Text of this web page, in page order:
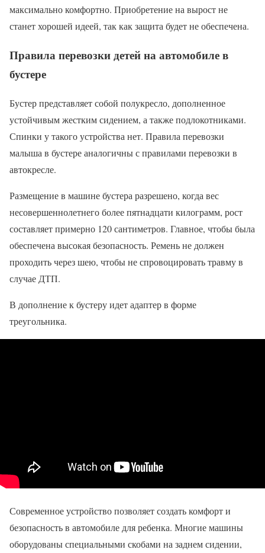
максимально комфортно. Приобретение на вырост не
станет хорошей идеей, так как защита будет не обеспечена.
Правила перевозки детей на автомобиле в
бустере
Бустер представляет собой полукресло, дополненное
устойчивым жестким сидением, а также подлокотниками.
Спинки у такого устройства нет. Правила перевозки
малыша в бустере аналогичны с правилами перевозки в
автокресле.
Размещение в машине бустера разрешено, когда вес
несовершеннолетнего более пятнадцати килограмм, рост
составляет примерно 120 сантиметров. Главное, чтобы была
обеспечена высокая безопасность. Ремень не должен
проходить через шею, чтобы не спровоцировать травму в
случае ДТП.
В дополнение к бустеру идет адаптер в форме
треугольника.
Современное устройство позволяет создать комфорт и
безопасность в автомобиле для ребенка. Многие машины
оборудованы специальными скобами на заднем сидении,